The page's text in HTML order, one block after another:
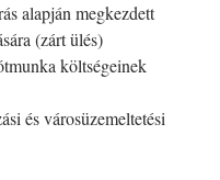
alapján megkezdett
(zárt ülés)
költségeinek
és városüzemeltetési